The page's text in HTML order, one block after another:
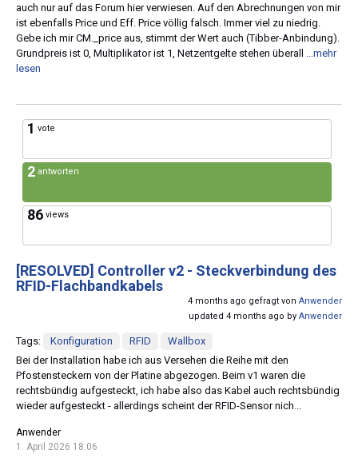
auch nur auf das Forum hier verwiesen. Auf den Abrechnungen von mir
ist ebenfalls Price und Eff. Price völlig falsch. Immer viel zu niedrig.
Gebe ich mir CM._price aus, stimmt der Wert auch (Tibber-Anbindung).
Grundpreis ist 0, Multiplikator ist 1, Netzentgelte stehen überall
...mehr
lesen
1 vote
2 antworten
86 views
[RESOLVED] Controller v2 - Steckverbindung des
RFID-Flachbandkabels
4 months ago gefragt von Anwender
updated 4 months ago by Anwender
Tags: Konfiguration RFID
Wallbox
Bei der Installation habe ich aus Versehen die Reihe mit den
Pfostensteckern von der Platine abgezogen. Beim v1 waren die
rechtsbündig aufgesteckt, ich habe also das Kabel auch rechtsbündig
wieder aufgesteckt - allerdings scheint der RFID-Sensor nich...
Anwender
1. April 2026 18:06